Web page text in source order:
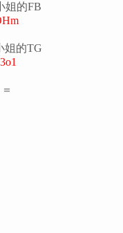
姐的FB
姐的TG